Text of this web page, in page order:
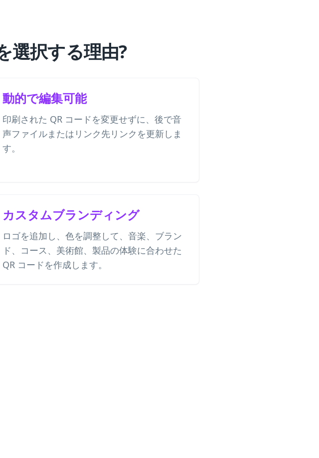
選択する理由?
動的で編集可能
印刷された QR コードを変更せずに、後で音
声ファイルまたはリンク先リンクを更新しま
す。
カスタムブランディング
ロゴを追加し、色を調整して、音楽、ブラン
ド、コース、美術館、製品の体験に合わせた
QR コードを作成します。